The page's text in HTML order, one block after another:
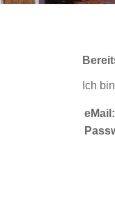
Ich
eMail: